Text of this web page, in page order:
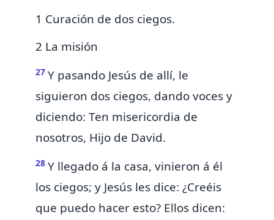
1 Curación de dos ciegos.
2 La misión
27 Y pasando Jesús de allí, le
siguieron dos ciegos, dando voces y
diciendo: Ten misericordia de
nosotros, Hijo de David.
28 Y llegado á la casa, vinieron á él
los ciegos; y Jesús les dice: ¿Creéis
que puedo hacer esto? Ellos dicen: